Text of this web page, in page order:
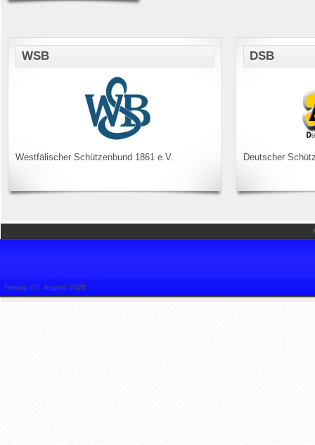
WSB
Westfälischer Schützenbund 1861 e.V.
DSB
Deutscher
Freitag, 07. August 2026